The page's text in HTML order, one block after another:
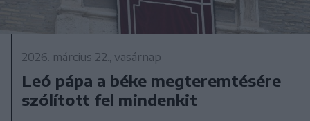
2026. március 22., vasárnap
Leó pápa a béke megteremtésére
szólított fel mindenkit